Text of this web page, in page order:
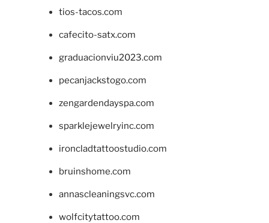
tios-tacos.com
cafecito-satx.com
graduacionviu2023.com
pecanjackstogo.com
zengardendayspa.com
sparklejewelryinc.com
ironcladtattoostudio.com
bruinshome.com
annascleaningsvc.com
wolfcitytattoo.com